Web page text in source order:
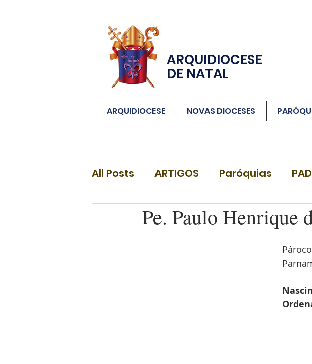
ARQUIDIOCESE
DE NATAL
ARQUIDIOCESE NOVAS DIOCESES
All Posts ARTIGOS Paróquias
DIÁCONOSPe. Paulo Henrique